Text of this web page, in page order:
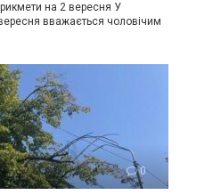
на 2 вересня У
вважається чоловічим
0